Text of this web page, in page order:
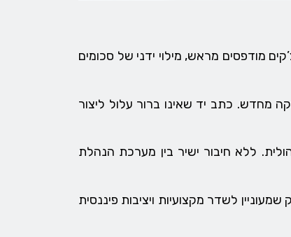
מודפסים מראש, מילוי ידני של סכומים
מחדש. כתב יד שאינו ברור עלול ליצור
ללא חיבור ישיר בין מערכת הנהלת
לשדר מקצועיות ויציבות פיננסית